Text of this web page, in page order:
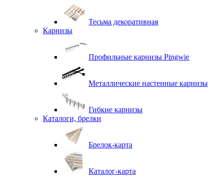
Тесьма декоративная
Карнизы
Профильные карнизы Pingwie
Металлические настенные карнизы
Гибкие карнизы
Каталоги, брелки
Брелок-карта
Каталог-карта